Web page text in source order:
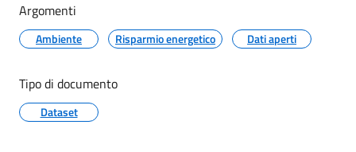
Argomenti
Ambiente Risparmio energetico Dati aperti
Tipo di documento
Dataset